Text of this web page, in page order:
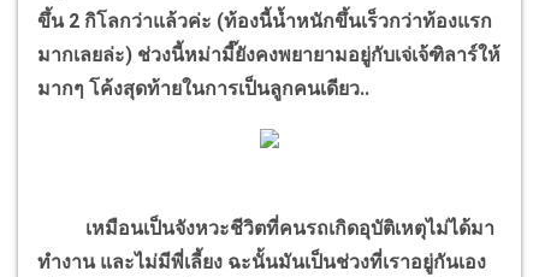
ขึ้น 2 กิโลกว่าแล้วค่ะ (ท้องนี้น้ำหนักขึ้นเร็วกว่าท้องแรก
มากเลยล่ะ) ช่วงนี้หม่ามี๊ยังคงพยายามอยู่กับเจ่เจ้ฑิลาร์ให้
มากๆ โค้งสุดท้ายในการเป็นลูกคนเดียว..
เหมือนเป็นจังหวะชีวิตที่คนรถเกิดอุบัติเหตุไม่ได้มา
ทำงาน และไม่มีพี่เลี้ยง ฉะนั้นมันเป็นช่วงที่เราอยู่กันเอง